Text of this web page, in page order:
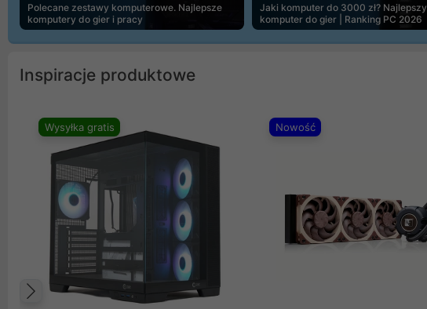
Polecane zestawy komputerowe. Najlepsze
komputery do gier i pracy
Jaki komputer do 3000 zł? Najlepszy
komputer do gier | Ranking PC 2026
Inspiracje produktowe
Wysyłka gratis Nowość